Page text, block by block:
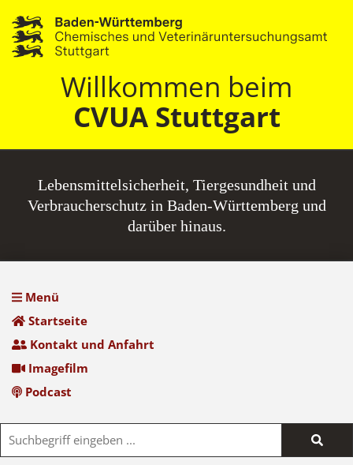
Willkommen beim
CVUA Stuttgart
Lebensmittel­sicherheit, Tiergesundheit und
Verbraucherschutz in Baden-Württemberg und
darüber hinaus.
Menü
Startseite
Kontakt und Anfahrt
Imagefilm
Podcast